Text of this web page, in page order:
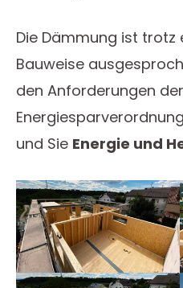
Die Dämmung ist trotz
Bauweise
den Anforderungen der
und Sie Energie und